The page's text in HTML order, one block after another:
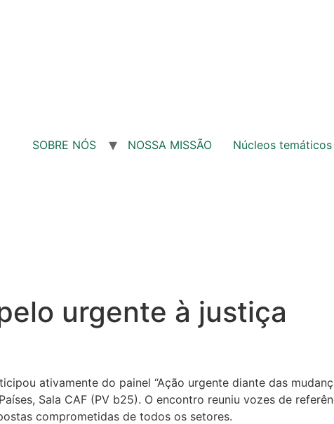
SOBRE NÓS NOSSA MISSÃO Núcleos temáticos
urgente à justiça
ativamente do painel “Ação urgente diante das
Sala CAF (PV b25). O encontro reuniu vozes de
comprometidas de todos os setores.